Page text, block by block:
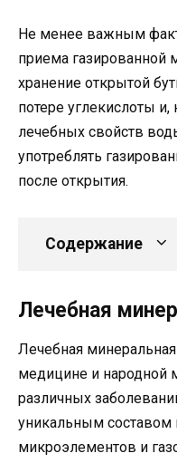
Не менее важным
приема газированной
хранение открытой
потере углекислоты
лечебных свойств
употреблять
после открытия.
Содержание
Лечебная
Лечебная
медицине и народной
различных
уникальным составом
микроэлементов и